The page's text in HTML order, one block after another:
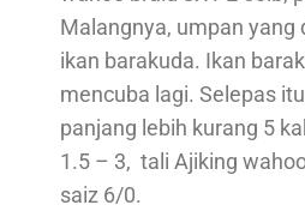
Malangnya, umpan
ikan barakuda. Ikan
mencuba lagi. Selepas
panjang lebih kurang 5
1.5 – 3, tali Ajiking
saiz 6/0.